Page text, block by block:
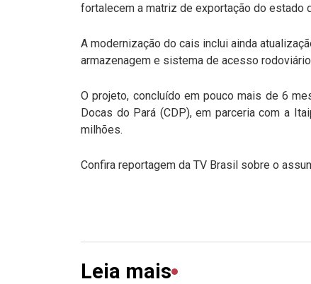
fortalecem a matriz de exportação do estado
A modernização do cais inclui ainda
armazenagem e sistema de acesso
O projeto, concluído em pouco mais de 6
Docas do Pará (CDP), em parceria com a
milhões.
Confira reportagem da TV Brasil sobre o
Leia mais